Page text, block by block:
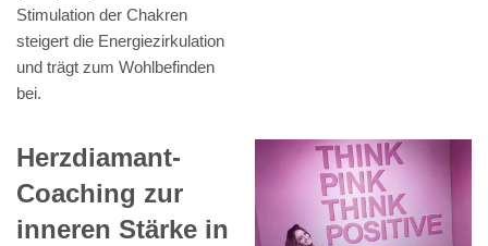
Stimulation der Chakren
steigert die Energiezirkulation
und trägt zum Wohlbefinden
bei.
Herzdiamant-
Coaching zur
inneren Stärke in